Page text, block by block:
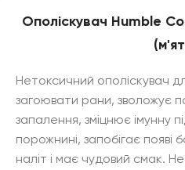
Ополіскувач Humble
Нетоксичний ополіскувач
загоювати рани, зволожує
запалення, зміцнює імунну
порожнині, запобігає появі
наліт і має чудовий смак.